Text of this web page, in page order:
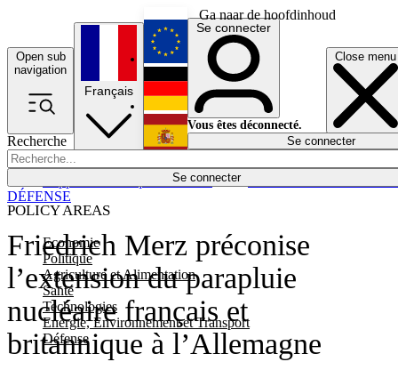
Ga naar de hoofdinhoud
Open sub
navigation
Close menu
Recherche
Se connecter
POLICY AREAS
Economie
Politique
Agriculture et Alimentation
Santé
Technologies
Energie, Environnement et Transport
Défense
Économie
Français
English
Deutsch
Español
Se connecter
Vous êtes déconnecté.
Se connecter
Friedrich Merz préconise
l’extension du parapluie
nucléaire français et
britannique à l’Allemagne
DÉFENSE